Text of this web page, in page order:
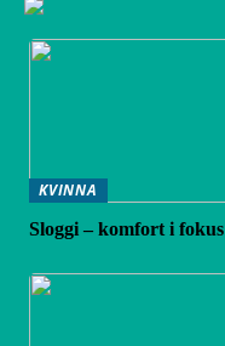
KVINNA
Sloggi – komfort i fokus